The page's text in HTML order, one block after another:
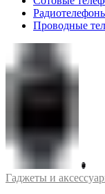
Проводные
Гаджеты и